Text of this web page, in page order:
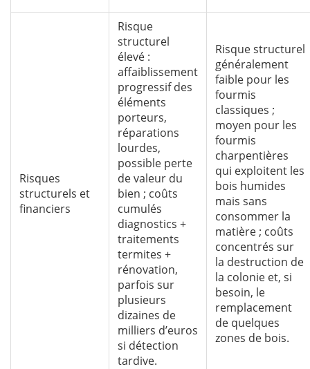
Risques
structurels et
financiers
Risque
structurel
élevé :
affaiblissement
progressif des
éléments
porteurs,
réparations
lourdes,
possible perte
de valeur du
bien ; coûts
cumulés
diagnostics +
traitements
termites +
rénovation,
parfois sur
plusieurs
dizaines de
milliers d’euros
si détection
tardive.
Risque structurel
généralement
faible pour les
fourmis
classiques ;
moyen pour les
fourmis
charpentières
qui exploitent les
bois humides
mais sans
consommer la
matière ; coûts
concentrés sur
la destruction de
la colonie et, si
besoin, le
remplacement
de quelques
zones de bois.